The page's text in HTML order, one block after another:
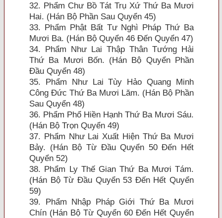
32. Phẩm Chư Bồ Tát Trụ Xứ Thứ Ba Mươi
Hai. (Hán Bộ Phần Sau Quyển 45)
33. Phẩm Phật Bất Tư Nghì Pháp Thứ Ba
Mươi Ba. (Hán Bộ Quyển 46 Ðến Quyển 47)
34. Phẩm Như Lai Thập Thân Tướng Hải
Thứ Ba Mươi Bốn. (Hán Bộ Quyển Phần
Ðầu Quyển 48)
35. Phẩm Như Lai Tùy Hảo Quang Minh
Công Ðức Thứ Ba Mươi Lăm. (Hán Bộ Phần
Sau Quyển 48)
36. Phẩm Phổ Hiền Hạnh Thứ Ba Mươi Sáu.
(Hán Bộ Trọn Quyển 49)
37. Phẩm Như Lai Xuất Hiện Thứ Ba Mươi
Bảy. (Hán Bộ Từ Ðầu Quyển 50 Ðến Hết
Quyển 52)
38. Phẩm Ly Thế Gian Thứ Ba Mươi Tám.
(Hán Bộ Từ Ðầu Quyển 53 Ðến Hết Quyển
59)
39. Phẩm Nhập Pháp Giới Thứ Ba Mươi
Chín (Hán Bộ Từ Quyển 60 Ðến Hết Quyển